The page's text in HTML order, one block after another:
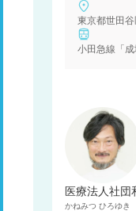
東京都世田
小田急線「
医療法人社団
かねみつ ひろゆき